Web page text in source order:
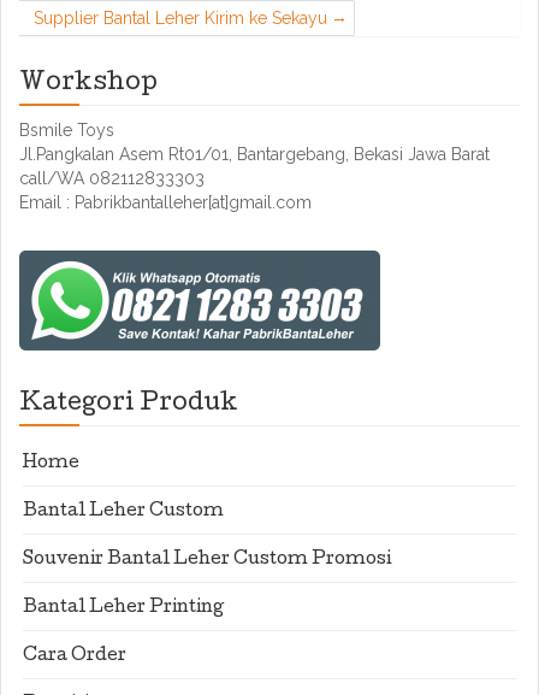
Supplier Bantal Leher Kirim ke Sekayu
Workshop
Bsmile Toys
Jl.Pangkalan Asem Rt01/01, Bantargebang, Bekasi Jawa Barat
call/WA 082112833303
Email : Pabrikbantalleher[at]gmail.com
Kategori Produk
Home
Bantal Leher Custom
Souvenir Bantal Leher Custom Promosi
Bantal Leher Printing
Cara Order